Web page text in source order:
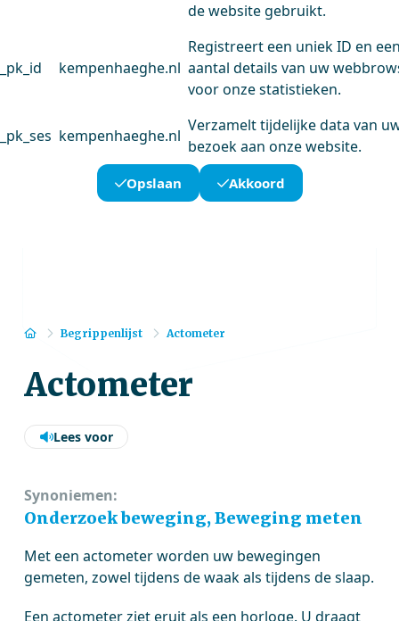
de website gebruikt.
_pk_id kempenhaeghe.nl
Registreert een uniek ID en
aantal details van uw
voor onze statistieken.
_pk_ses kempenhaeghe.nl
Verzamelt tijdelijke data van
bezoek aan onze website.
Opslaan Akkoord
HomeBegrippenlijst Actometer
Actometer
Lees voor
Synoniemen:
Onderzoek beweging, Beweging meten
Met een actometer worden uw bewegingen
gemeten, zowel tijdens de waak als tijdens de slaap.
Een actometer ziet eruit als een horloge. U draagt